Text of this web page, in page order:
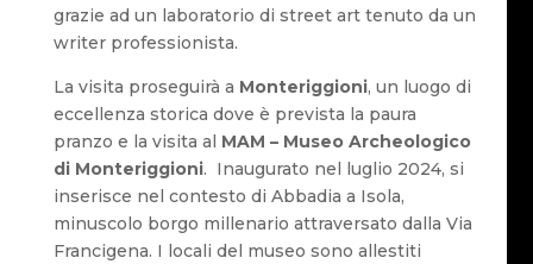
grazie ad un laboratorio di street art tenuto da un
writer professionista.
La visita proseguirà a Monteriggioni, un luogo di
eccellenza storica dove è prevista la paura
pranzo e la visita al MAM – Museo Archeologico
di Monteriggioni. Inaugurato nel luglio 2024, si
inserisce nel contesto di Abbadia a Isola,
minuscolo borgo millenario attraversato dalla Via
Francigena. I locali del museo sono allestiti